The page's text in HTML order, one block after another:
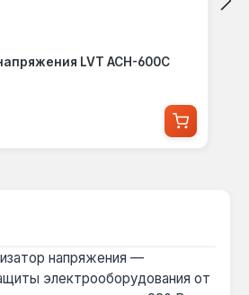
LVT ACH-600C
напряжения —
электрооборудования от